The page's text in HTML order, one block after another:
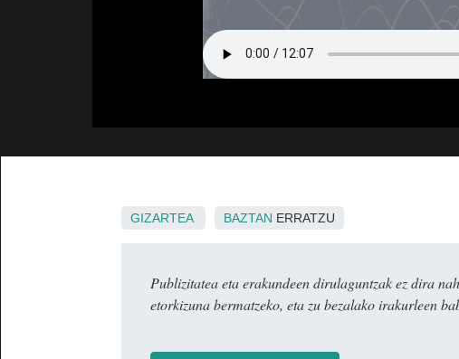
GIZARTEA BAZTAN ERRATZU
Publizitatea eta erakundeen dirulaguntzak ez dira
etorkizuna bermatzeko, eta zu bezalako irakurleen